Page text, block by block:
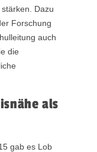
Dazu
Forschung
auch
die
als
gab es Lob